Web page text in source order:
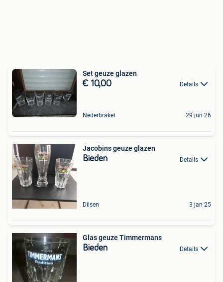
Set geuze glazen
€ 10,00 Details
Nederbrakel 29 jun 26
Jacobins geuze glazen
Bieden Details
Dilsen 3 jan 25
Glas geuze Timmermans
Bieden Details